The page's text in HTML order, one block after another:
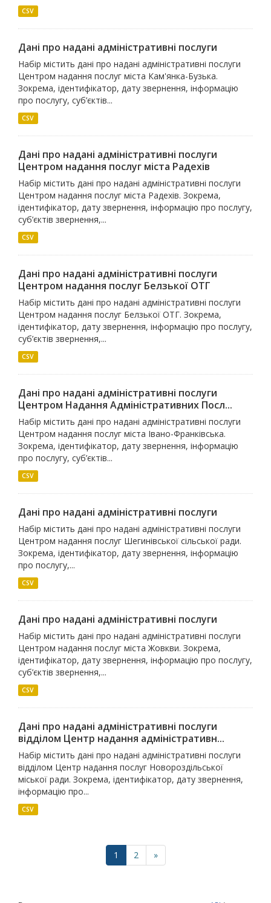
CSV
Дані про надані адміністративні послуги
Набір містить дані про надані адміністративні послуги
Центром надання послуг міста Кам'янка-Бузька.
Зокрема, ідентифікатор, дату звернення, інформацію
про послугу, суб’єктів...
CSV
Дані про надані адміністративні послуги
Центром надання послуг міста Радехів
Набір містить дані про надані адміністративні послуги
Центром надання послуг міста Радехів. Зокрема,
ідентифікатор, дату звернення, інформацію про послугу,
суб’єктів звернення,...
CSV
Дані про надані адміністративні послуги
Центром надання послуг Белзької ОТГ
Набір містить дані про надані адміністративні послуги
Центром надання послуг Белзької ОТГ. Зокрема,
ідентифікатор, дату звернення, інформацію про послугу,
суб’єктів звернення,...
CSV
Дані про надані адміністративні послуги
Центром Надання Адміністративних Посл...
Набір містить дані про надані адміністративні послуги
Центром надання послуг міста Івано-Франківська.
Зокрема, ідентифікатор, дату звернення, інформацію
про послугу, суб’єктів...
CSV
Дані про надані адміністративні послуги
Набір містить дані про надані адміністративні послуги
Центром надання послуг Шегинівської сільської ради.
Зокрема, ідентифікатор, дату звернення, інформацію
про послугу,...
CSV
Дані про надані адміністративні послуги
Набір містить дані про надані адміністративні послуги
Центром надання послуг міста Жовкви. Зокрема,
ідентифікатор, дату звернення, інформацію про послугу,
суб’єктів звернення,...
CSV
Дані про надані адміністративні послуги
відділом Центр надання адміністративн...
Набір містить дані про надані адміністративні послуги
відділом Центр надання послуг Новороздільської
міської ради. Зокрема, ідентифікатор, дату звернення,
інформацію про...
CSV
1 2 »